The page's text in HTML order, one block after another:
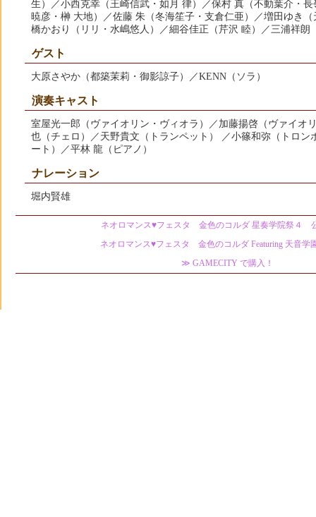
生）／小西克幸（王崎信武・如月 律）／保村 真（不動葉介・
暁彦・榊 大地）／佐藤 朱（冬海笙子・支倉仁亜）／増田ゆき
橋かおり（リリ・水嶋悠人）／細谷佳正（芹沢 睦）／三浦祥朗
ゲスト
大原さやか（都築茉莉・御影諒子）／KENN（ソラ）
演奏キャスト
室屋光一郎（ヴァイオリン・ヴィオラ）／加藤揚啓（ヴァイオ
也（チェロ）／天野貴文（トランペット） ／小篠和弥（トロン
ート）／平林 龍（ピアノ）
ナレーション
堀内賢雄
ネオロマンス♥フェスタ 金色のコルダ 星奏学院祭４
ネオロマンス♥フェスタ 金色のコルダ Featuring 天音学
≫ GAMECITY で購入！